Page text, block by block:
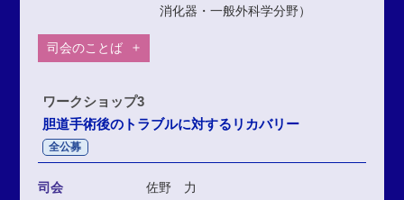
消化器・一般外科学分野）
司会のことば
ワークショップ3
胆道手術後のトラブルに対するリカバリー
全公募
司会
佐野 力